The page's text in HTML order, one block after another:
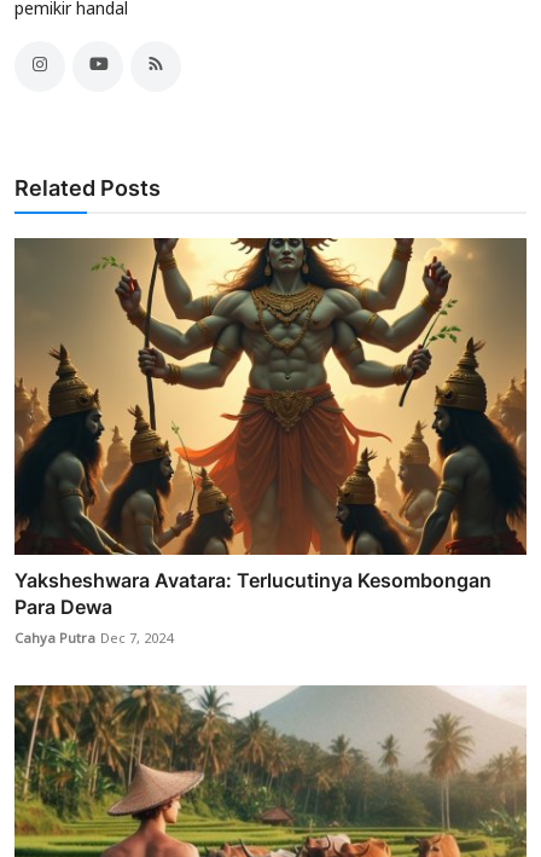
pemikir handal
Related Posts
Yaksheshwara Avatara: Terlucutinya Kesombongan
Para Dewa
Cahya Putra Dec 7, 2024